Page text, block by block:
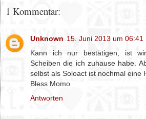
1 Kommentar:
Unknown 15. Juni 2013 um 06:41
Kann ich nur bestätigen, ist
Scheiben die ich zuhause habe.
selbst als Soloact ist nochmal eine
Bless Momo
Antworten